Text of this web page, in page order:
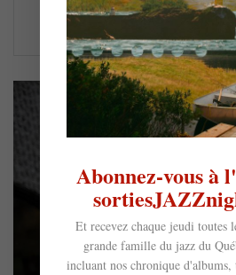
LIRE LA
Abonnez-vous à
Et recevez chaque jeudi toutes
grande famille du jazz du
incluant nos chronique